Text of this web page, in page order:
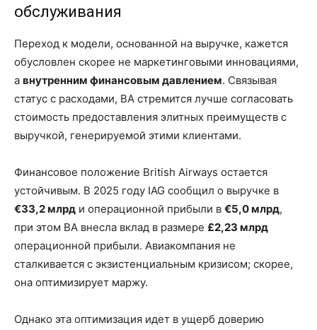
обслуживания
Переход к модели, основанной на выручке, кажется
обусловлен скорее не маркетинговыми инновациями,
а внутренним финансовым давлением. Связывая
статус с расходами, BA стремится лучше согласовать
стоимость предоставления элитных преимуществ с
выручкой, генерируемой этими клиентами.
Финансовое положение British Airways остается
устойчивым. В 2025 году IAG сообщил о выручке в
€33,2 млрд и операционной прибыли в €5,0 млрд,
при этом BA внесла вклад в размере £2,23 млрд
операционной прибыли. Авиакомпания не
сталкивается с экзистенциальным кризисом; скорее,
она оптимизирует маржу.
Однако эта оптимизация идет в ущерб доверию